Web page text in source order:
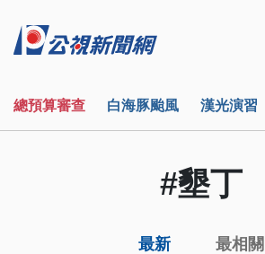
總預算審查 白海豚颱風 漢光演習
#墾丁
最新 最相關